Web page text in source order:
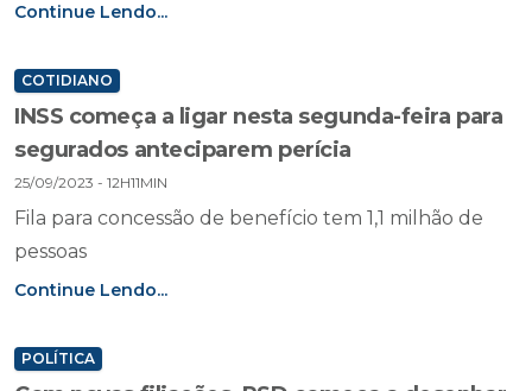
Continue Lendo...
COTIDIANO
INSS começa a ligar nesta segunda-feira para
segurados anteciparem perícia
25/09/2023 - 12H11MIN
Fila para concessão de benefício tem 1,1 milhão de
pessoas
Continue Lendo...
POLÍTICA